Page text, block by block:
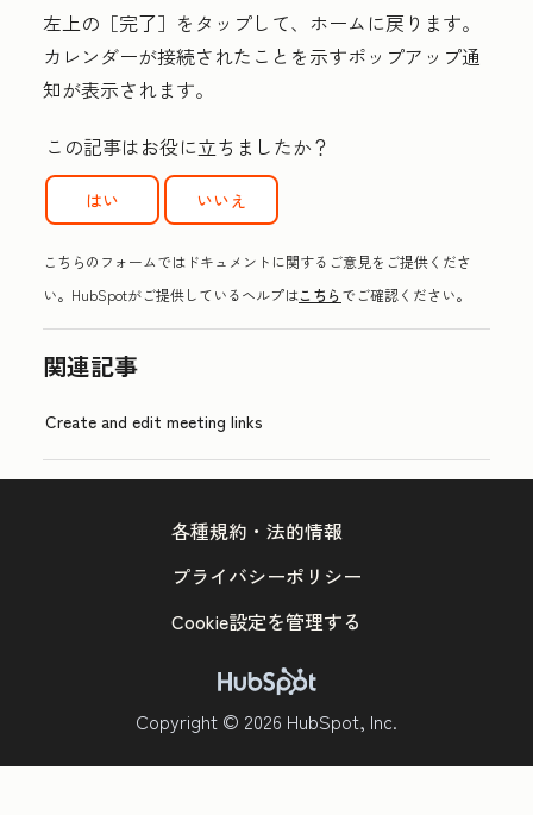
左上の ［完了］をタップして、ホームに戻ります。
カレンダーが接続されたことを示すポップアップ通
知が表示されます。
この記事はお役に立ちましたか？
はい いいえ
こちらのフォームではドキュメントに関するご意見をご提供くださ
い。HubSpotがご提供しているヘルプはこちらでご確認ください。
関連記事
Create and edit meeting links
Copyright © 2026 HubSpot, Inc.
各種規約・法的情報
プライバシーポリシー
Cookie設定を管理する